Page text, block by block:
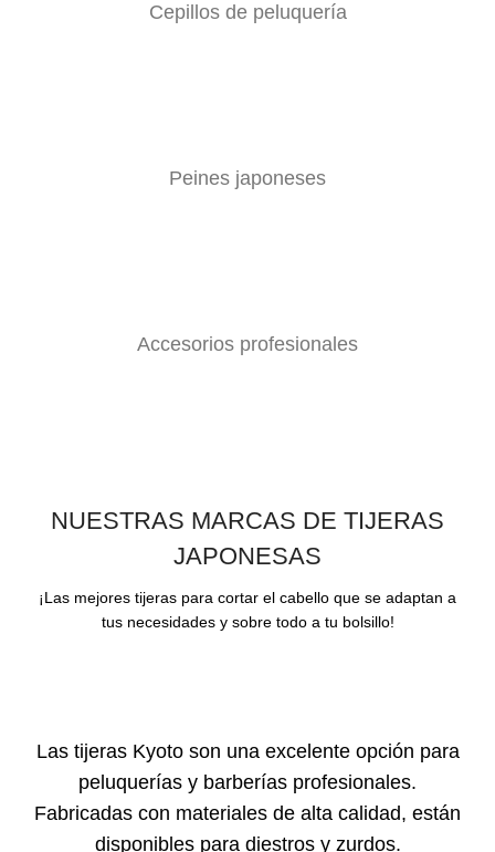
Cepillos de peluquería
Peines japoneses
Accesorios profesionales
NUESTRAS MARCAS DE TIJERAS
JAPONESAS
¡Las mejores tijeras para cortar el cabello que se adaptan a
tus necesidades y sobre todo a tu bolsillo!
Las tijeras Kyoto son una excelente opción para
peluquerías y barberías profesionales.
Fabricadas con materiales de alta calidad, están
disponibles para diestros y zurdos.